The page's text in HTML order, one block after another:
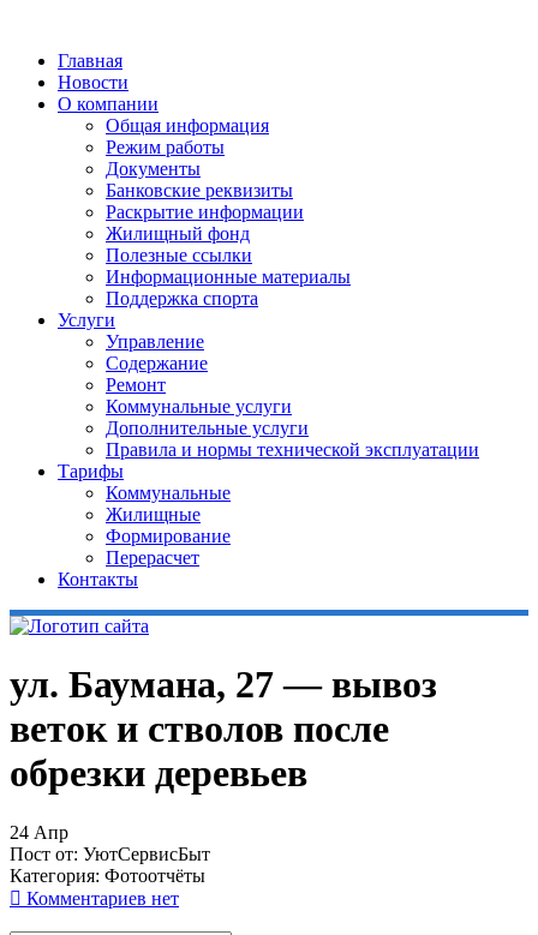
Главная
Новости
О компании
Общая информация
Режим работы
Документы
Банковские реквизиты
Раскрытие информации
Жилищный фонд
Полезные ссылки
Информационные материалы
Поддержка спорта
Услуги
Управление
Содержание
Ремонт
Коммунальные услуги
Дополнительные услуги
Правила и нормы технической эксплуатации
Тарифы
Коммунальные
Жилищные
Формирование
Перерасчет
Контакты
ул. Баумана, 27 — вывоз
веток и стволов после
обрезки деревьев
24 Апр
Пост от: УютСервисБыт
Категория: Фотоотчёты
Комментариев нет